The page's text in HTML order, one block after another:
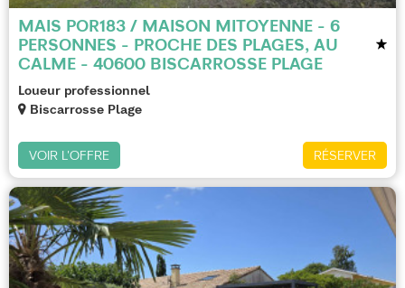
MAIS POR183 / MAISON MITOYENNE - 6
PERSONNES - PROCHE DES PLAGES, AU
CALME - 40600 BISCARROSSE PLAGE
Loueur professionnel
Biscarrosse Plage
RÉSERVER
VOIR L'OFFRE